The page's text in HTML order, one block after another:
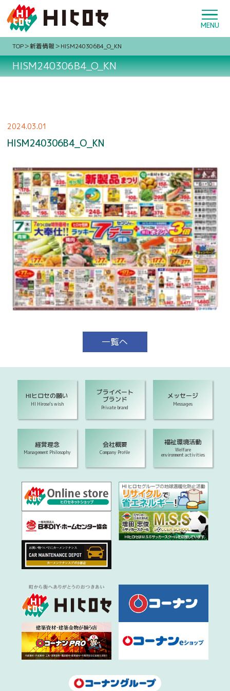
TOP 新着情報 HISM240306B4_O_KN
HISM240306B4_O_KN
2024.03.01
HISM240306B4_O_KN
一覧へ
HIヒロセの願い
HI Hirose's wish
プライベート
ブランド
Private brand
メッセージ
Messages
経営理念
Management Philosophy
会社概要
Company Profile
福祉環境活動
Welfare
environment activities